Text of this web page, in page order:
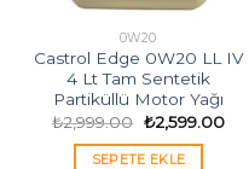
0W20
Castrol Edge 0W20 LL IV
4 Lt Tam Sentetik
Partiküllü Motor Yağı
₺2,999.00 Orijinal
fiyat:
₺2,999.00.
₺2,599.00Şu
SEPETE EKLE